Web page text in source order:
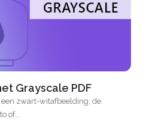
Grayscale PDF
zwart-witafbeelding, de
of...